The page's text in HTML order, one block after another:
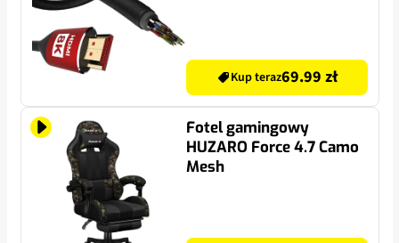
Kup teraz69.99 zł
Fotel gamingowy
HUZARO Force 4.7 Camo
Mesh